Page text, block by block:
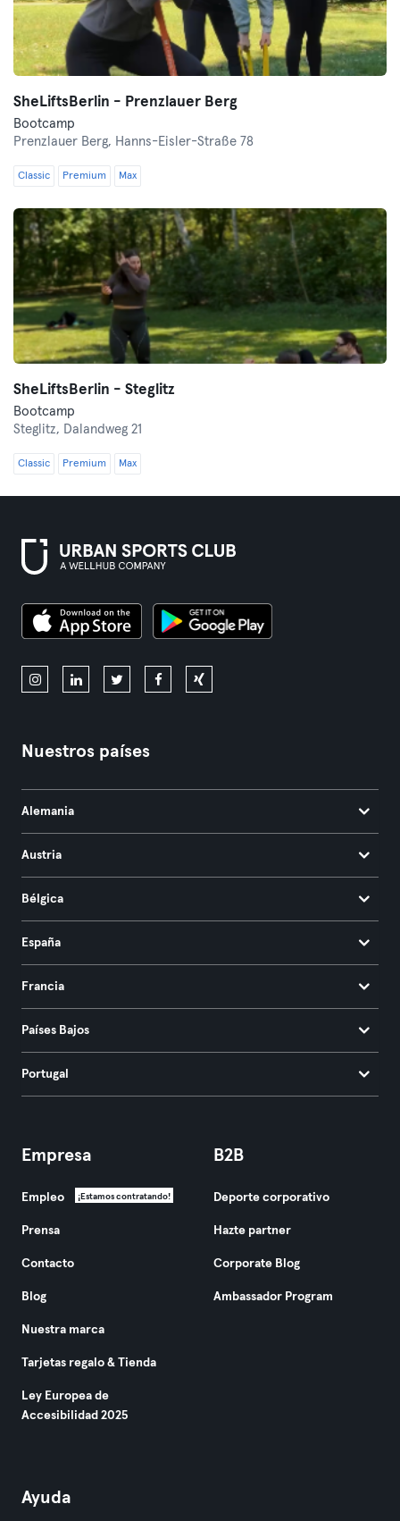
SheLiftsBerlin - Prenzlauer Berg
Bootcamp
Prenzlauer Berg, Hanns-Eisler-Straße 78
Classic Premium Max
SheLiftsBerlin - Steglitz
Bootcamp
Steglitz, Dalandweg 21
Classic Premium Max
Nuestros países
Alemania
Austria
Bélgica
España
Francia
Países Bajos
Portugal
Empresa
Empleo ¡Estamos contratando!
Prensa
Contacto
Blog
Nuestra marca
Tarjetas regalo & Tienda
Ley Europea de
Accesibilidad 2025
B2B
Deporte corporativo
Hazte partner
Corporate Blog
Ambassador Program
Ayuda